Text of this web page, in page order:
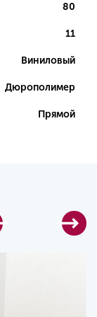
80
11
Виниловый
Дюрополимер
Прямой